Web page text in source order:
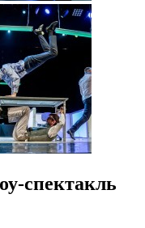
спектакль